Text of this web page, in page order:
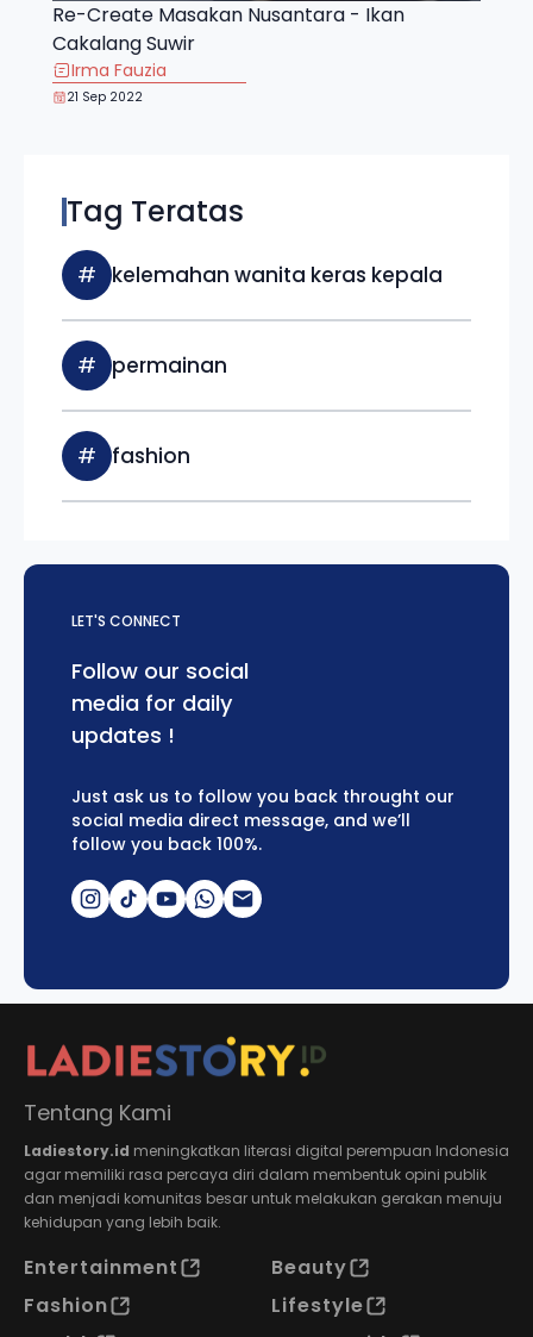
Re-Create Masakan Nusantara - Ikan
Cakalang Suwir
Irma Fauzia
21 Sep 2022
Tag Teratas
# kelemahan wanita keras kepala
# permainan
# fashion
LET'S CONNECT
Follow our social
media for daily
updates !
Just ask us to follow you back throught our
social media direct message, and we’ll
follow you back 100%.
Tentang Kami
Ladiestory.id meningkatkan literasi digital perempuan Indonesia
agar memiliki rasa percaya diri dalam membentuk opini publik
dan menjadi komunitas besar untuk melakukan gerakan menuju
kehidupan yang lebih baik.
Entertainment
Beauty
Fashion
Lifestyle